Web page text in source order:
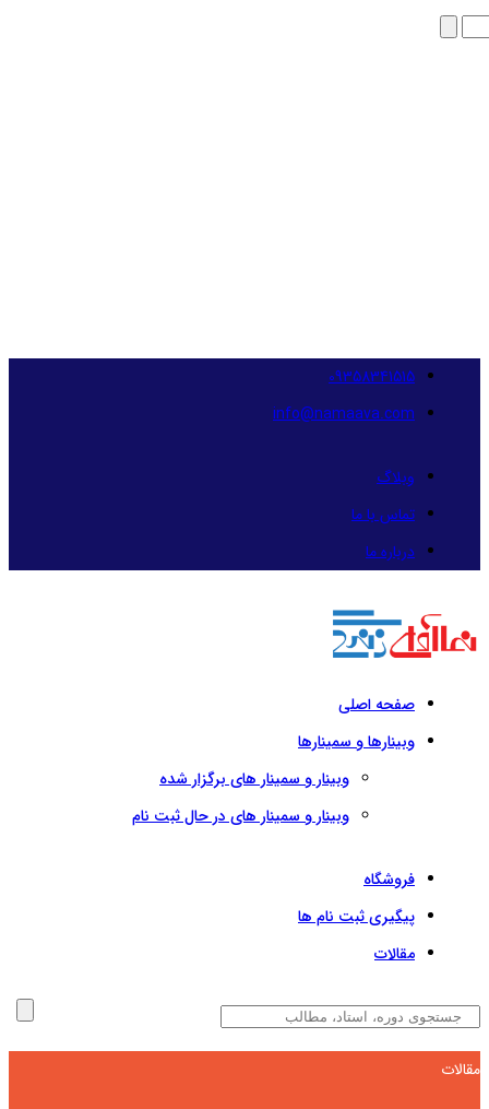
09358341515
info@namaava.com
وبلاگ
تماس با ما
درباره ما
صفحه اصلی
وبینارها و سمینارها
وبینار و سمینار های برگزار شده
وبینار و سمینار های در حال ثبت نام
فروشگاه
پیگیری ثبت نام ها
مقالات
مقالات